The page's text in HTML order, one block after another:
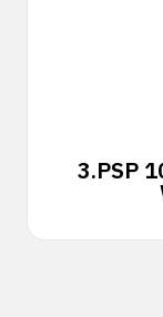
3.PSP